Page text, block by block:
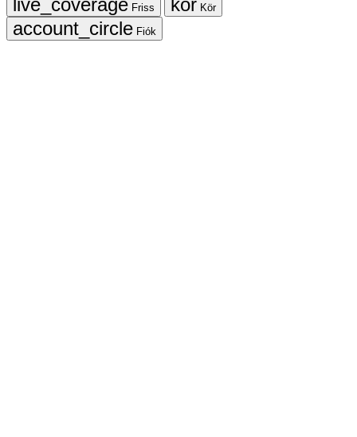
Friss
Kör
Fiók